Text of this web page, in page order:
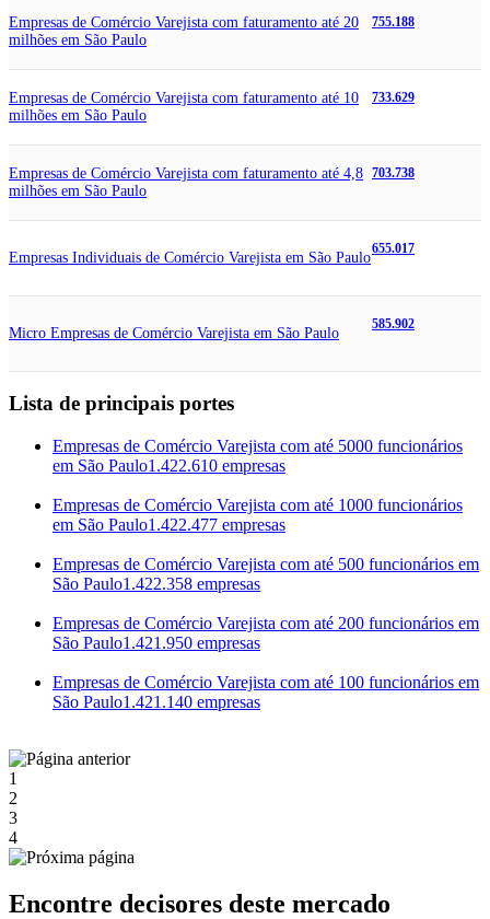
Empresas de Comércio Varejista com faturamento até 20
milhões em São Paulo
755.188
Empresas de Comércio Varejista com faturamento até 10
milhões em São Paulo
733.629
Empresas de Comércio Varejista com faturamento até 4,8
milhões em São Paulo
703.738
Empresas Individuais de Comércio Varejista em São Paulo
655.017
Micro Empresas de Comércio Varejista em São Paulo
585.902
Lista de principais portes
Empresas de Comércio Varejista com até 5000 funcionários
em São Paulo1.422.610 empresas
Empresas de Comércio Varejista com até 1000 funcionários
em São Paulo1.422.477 empresas
Empresas de Comércio Varejista com até 500 funcionários em
São Paulo1.422.358 empresas
Empresas de Comércio Varejista com até 200 funcionários em
São Paulo1.421.950 empresas
Empresas de Comércio Varejista com até 100 funcionários em
São Paulo1.421.140 empresas
1
2
3
4
Encontre decisores deste mercado